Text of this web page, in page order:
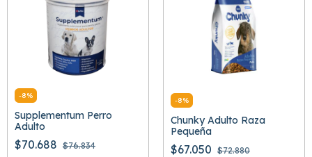
-8%
Supplementum Perro
Adulto
$70.688 $76.834
-8%
Chunky Adulto Raza
Pequeña
$67.050 $72.880